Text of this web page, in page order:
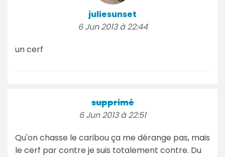
juliesunset
6 Jun 2013 à 22:44
un cerf
supprimé
6 Jun 2013 à 22:51
Qu'on chasse le caribou ça me dérange pas, mais
le cerf par contre je suis totalement contre. Du